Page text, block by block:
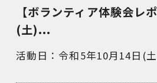
【ボランティア体験会レ
(土)...
活動日：令和5年10月14日(